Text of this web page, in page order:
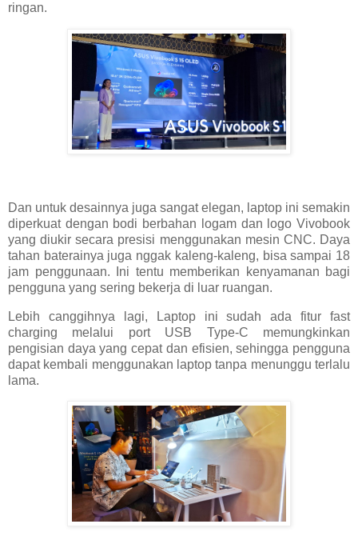
ringan.
Dan untuk desainnya juga sangat elegan, laptop ini semakin
diperkuat dengan bodi berbahan logam dan logo Vivobook
yang diukir secara presisi menggunakan mesin CNC. Daya
tahan baterainya juga nggak kaleng-kaleng, bisa sampai 18
jam penggunaan. Ini tentu memberikan kenyamanan bagi
pengguna yang sering bekerja di luar ruangan.
Lebih canggihnya lagi, Laptop ini sudah ada fitur fast
charging melalui port USB Type-C memungkinkan
pengisian daya yang cepat dan efisien, sehingga pengguna
dapat kembali menggunakan laptop tanpa menunggu terlalu
lama.